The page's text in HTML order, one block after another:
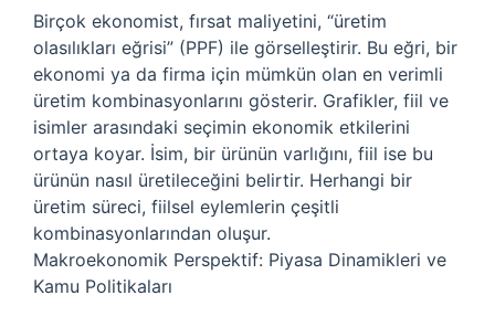
Birçok ekonomist, fırsat maliyetini, “üretim
olasılıkları eğrisi” (PPF) ile görselleştirir. Bu eğri, bir
ekonomi ya da firma için mümkün olan en verimli
üretim kombinasyonlarını gösterir. Grafikler, fiil ve
isimler arasındaki seçimin ekonomik etkilerini
ortaya koyar. İsim, bir ürünün varlığını, fiil ise bu
ürünün nasıl üretileceğini belirtir. Herhangi bir
üretim süreci, fiilsel eylemlerin çeşitli
kombinasyonlarından oluşur.
Makroekonomik Perspektif: Piyasa Dinamikleri ve
Kamu Politikaları